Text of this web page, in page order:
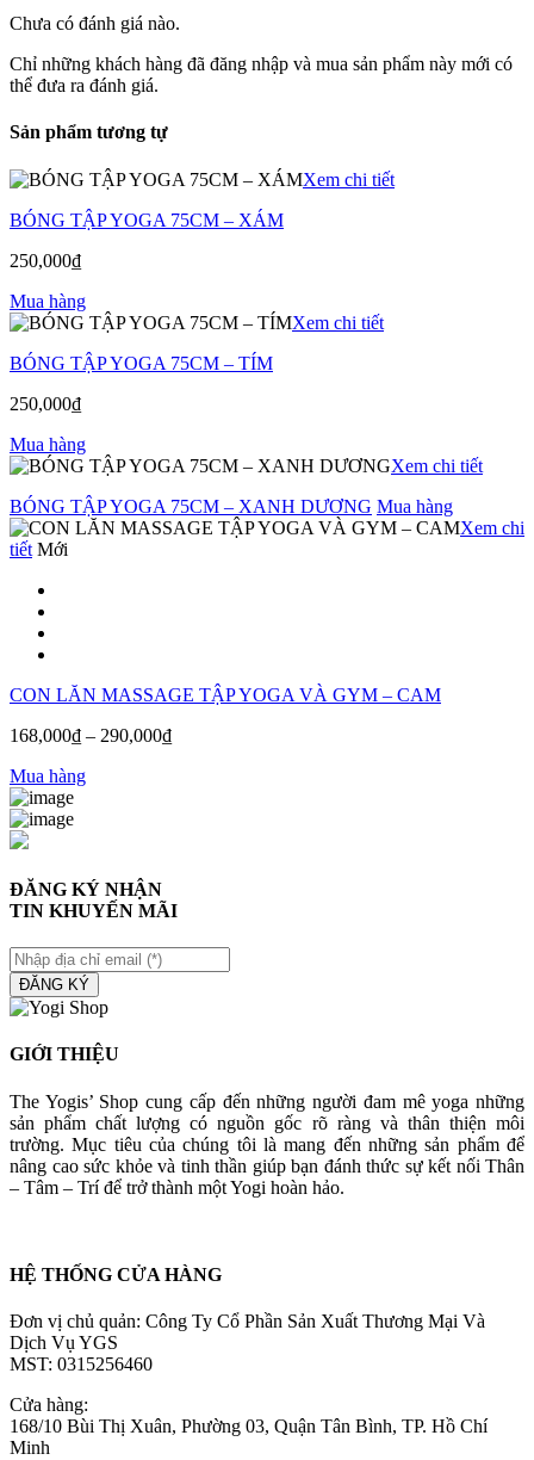
Chưa có đánh giá nào.
Chỉ những khách hàng đã đăng nhập và mua sản phẩm này mới có
thể đưa ra đánh giá.
Sản phẩm tương tự
Xem chi tiết
BÓNG TẬP YOGA 75CM – XÁM
250,000₫
Mua hàng
Xem chi tiết
BÓNG TẬP YOGA 75CM – TÍM
250,000₫
Mua hàng
Xem chi tiết
BÓNG TẬP YOGA 75CM – XANH DƯƠNG Mua hàng
Xem chi
tiết Mới
CON LĂN MASSAGE TẬP YOGA VÀ GYM – CAM
168,000₫ – 290,000₫
Mua hàng
ĐĂNG KÝ NHẬN
TIN KHUYẾN MÃI
ĐĂNG KÝ
GIỚI THIỆU
The Yogis’ Shop cung cấp đến những người đam mê yoga những
sản phẩm chất lượng có nguồn gốc rõ ràng và thân thiện môi
trường. Mục tiêu của chúng tôi là mang đến những sản phẩm để
nâng cao sức khỏe và tinh thần giúp bạn đánh thức sự kết nối Thân
– Tâm – Trí để trở thành một Yogi hoàn hảo.
HỆ THỐNG CỬA HÀNG
Đơn vị chủ quản: Công Ty Cổ Phần Sản Xuất Thương Mại Và
Dịch Vụ YGS
MST: 0315256460
Cửa hàng:
168/10 Bùi Thị Xuân, Phường 03, Quận Tân Bình, TP. Hồ Chí
Minh